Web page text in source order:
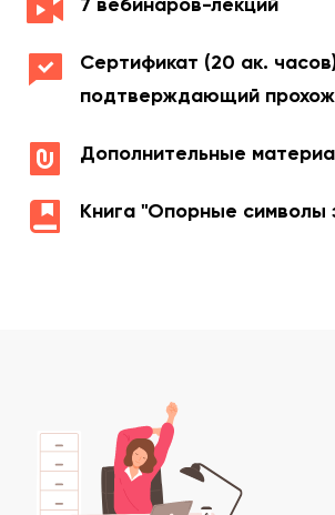
Сертификат (20 ак.
подтверждающий
Дополнительные
Книга "Опорные символы